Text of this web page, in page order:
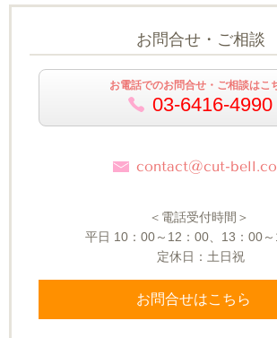
お問合せ・ご相談
お電話でのお問合せ・ご相談はこ
03-6416-4990
contact@cut-
＜電話受付時間＞
平日 10 ： 00～12 ： 00、 13 ： 00
定休日：土日祝
お問合せはこちら